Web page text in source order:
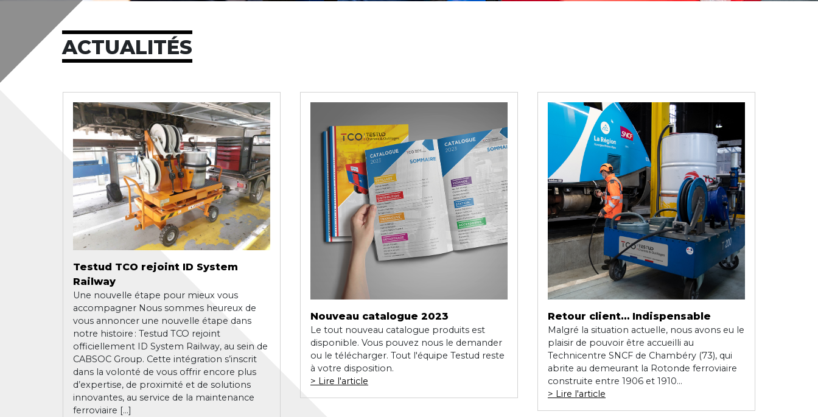
ACTUALITÉS
Testud TCO rejoint ID System
Railway
Une nouvelle étape pour mieux vous
accompagner Nous sommes heureux de
vous annoncer une nouvelle étape dans
notre histoire : Testud TCO rejoint
officiellement ID System Railway, au sein de
CABSOC Group. Cette intégration s’inscrit
dans la volonté de vous offrir encore plus
d’expertise, de proximité et de solutions
innovantes, au service de la maintenance
ferroviaire […]
Nouveau catalogue 2023
Le tout nouveau catalogue produits est
disponible. Vous pouvez nous le demander
ou le télécharger. Tout l'équipe Testud reste
à votre disposition.
Lire l'article
Retour client… Indispensable
Malgré la situation actuelle, nous avons eu le
plaisir de pouvoir être accueilli au
Technicentre SNCF de Chambéry (73), qui
abrite au demeurant la Rotonde ferroviaire
construite entre 1906 et 1910...
Lire l'article